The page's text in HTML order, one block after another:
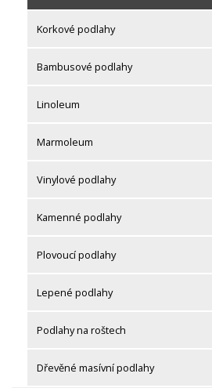
Korkové podlahy
Bambusové podlahy
Linoleum
Marmoleum
Vinylové podlahy
Kamenné podlahy
Plovoucí podlahy
Lepené podlahy
Podlahy na roštech
Dřevěné masívní podlahy